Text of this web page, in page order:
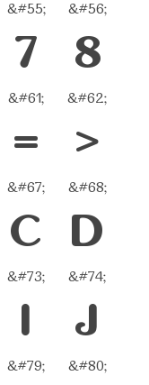
&#55;
7
&#56;
8
&#61;
=
&#62;
>
&#67;
C
&#68;
D
&#73;
I
&#74;
J
&#79; &#80;